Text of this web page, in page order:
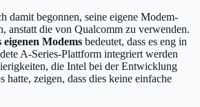
damit begonnen, seine eigene Modem-
anstatt die von Qualcomm zu verwenden.
Modems bedeutet, dass es eng in
A-Series-Plattform integriert werden
die Intel bei der Entwicklung
hatte, zeigen, dass dies keine einfache